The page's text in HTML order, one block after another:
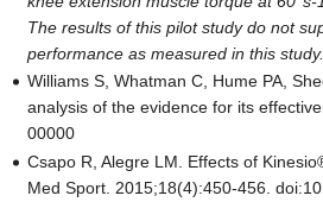
The results of this pilot study do not
performance as measured in this
Williams S, Whatman C, Hume PA,
analysis of the evidence for its
00000
Csapo R, Alegre LM. Effects of
Med Sport. 2015;18(4):450-456.